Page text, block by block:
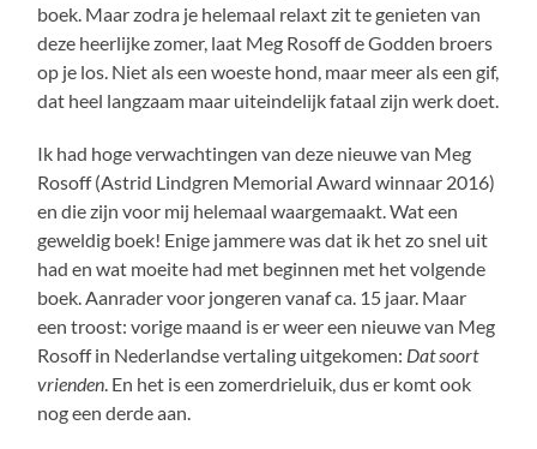
boek. Maar zodra je helemaal relaxt zit te genieten van
deze heerlijke zomer, laat Meg Rosoff de Godden broers
op je los. Niet als een woeste hond, maar meer als een gif,
dat heel langzaam maar uiteindelijk fataal zijn werk doet.
Ik had hoge verwachtingen van deze nieuwe van Meg
Rosoff (Astrid Lindgren Memorial Award winnaar 2016)
en die zijn voor mij helemaal waargemaakt. Wat een
geweldig boek! Enige jammere was dat ik het zo snel uit
had en wat moeite had met beginnen met het volgende
boek. Aanrader voor jongeren vanaf ca. 15 jaar. Maar
een troost: vorige maand is er weer een nieuwe van Meg
Rosoff in Nederlandse vertaling uitgekomen: Dat soort
vrienden . En het is een zomerdrieluik, dus er komt ook
nog een derde aan.